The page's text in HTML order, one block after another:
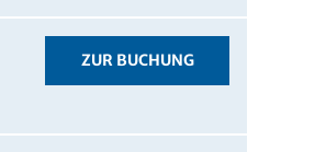
ZUR BUCHUNG